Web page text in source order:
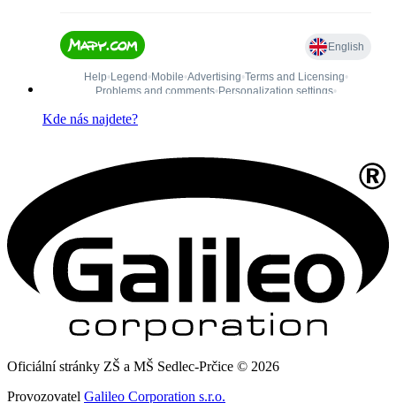
Kde nás najdete?
Oficiální stránky ZŠ a MŠ Sedlec-Prčice © 2026
Provozovatel Galileo Corporation s.r.o.